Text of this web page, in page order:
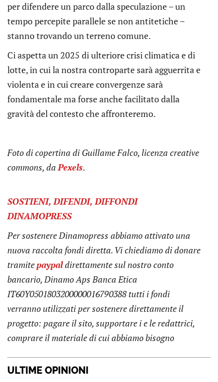
per difendere un parco dalla speculazione – un
tempo percepite parallele se non antitetiche –
stanno trovando un terreno comune.
Ci aspetta un 2025 di ulteriore crisi climatica e di
lotte, in cui la nostra controparte sarà agguerrita e
violenta e in cui creare convergenze sarà
fondamentale ma forse anche facilitato dalla
gravità del contesto che affronteremo.
Foto di copertina di Guillame Falco, licenza creative
commons, daPexels.
SOSTIENI, DIFENDI, DIFFONDI
DINAMOPRESS
Per sostenere Dinamopress abbiamo attivato una
nuova raccolta fondi diretta. Vi chiediamo di donare
tramitepaypaldirettamente sul nostro conto
bancario, Dinamo Aps Banca Etica
IT60Y0501803200000016790388 tutti i fondi
verranno utilizzati per sostenere direttamente il
progetto: pagare il sito, supportare i e le redattrici,
comprare il materiale di cui abbiamo bisogno
ULTIME OPINIONI